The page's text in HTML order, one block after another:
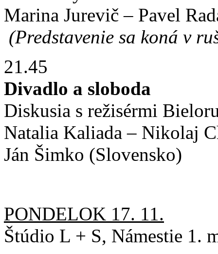
Marina Jurevič – Pavel
(Predstavenie sa koná v
21.45
Divadlo a sloboda
Diskusia s režisérmi
Natalia Kaliada – Nikolaj
Ján Šimko (Slovensko)
PONDELOK 17. 11.
Štúdio L + S, Námestie 1.